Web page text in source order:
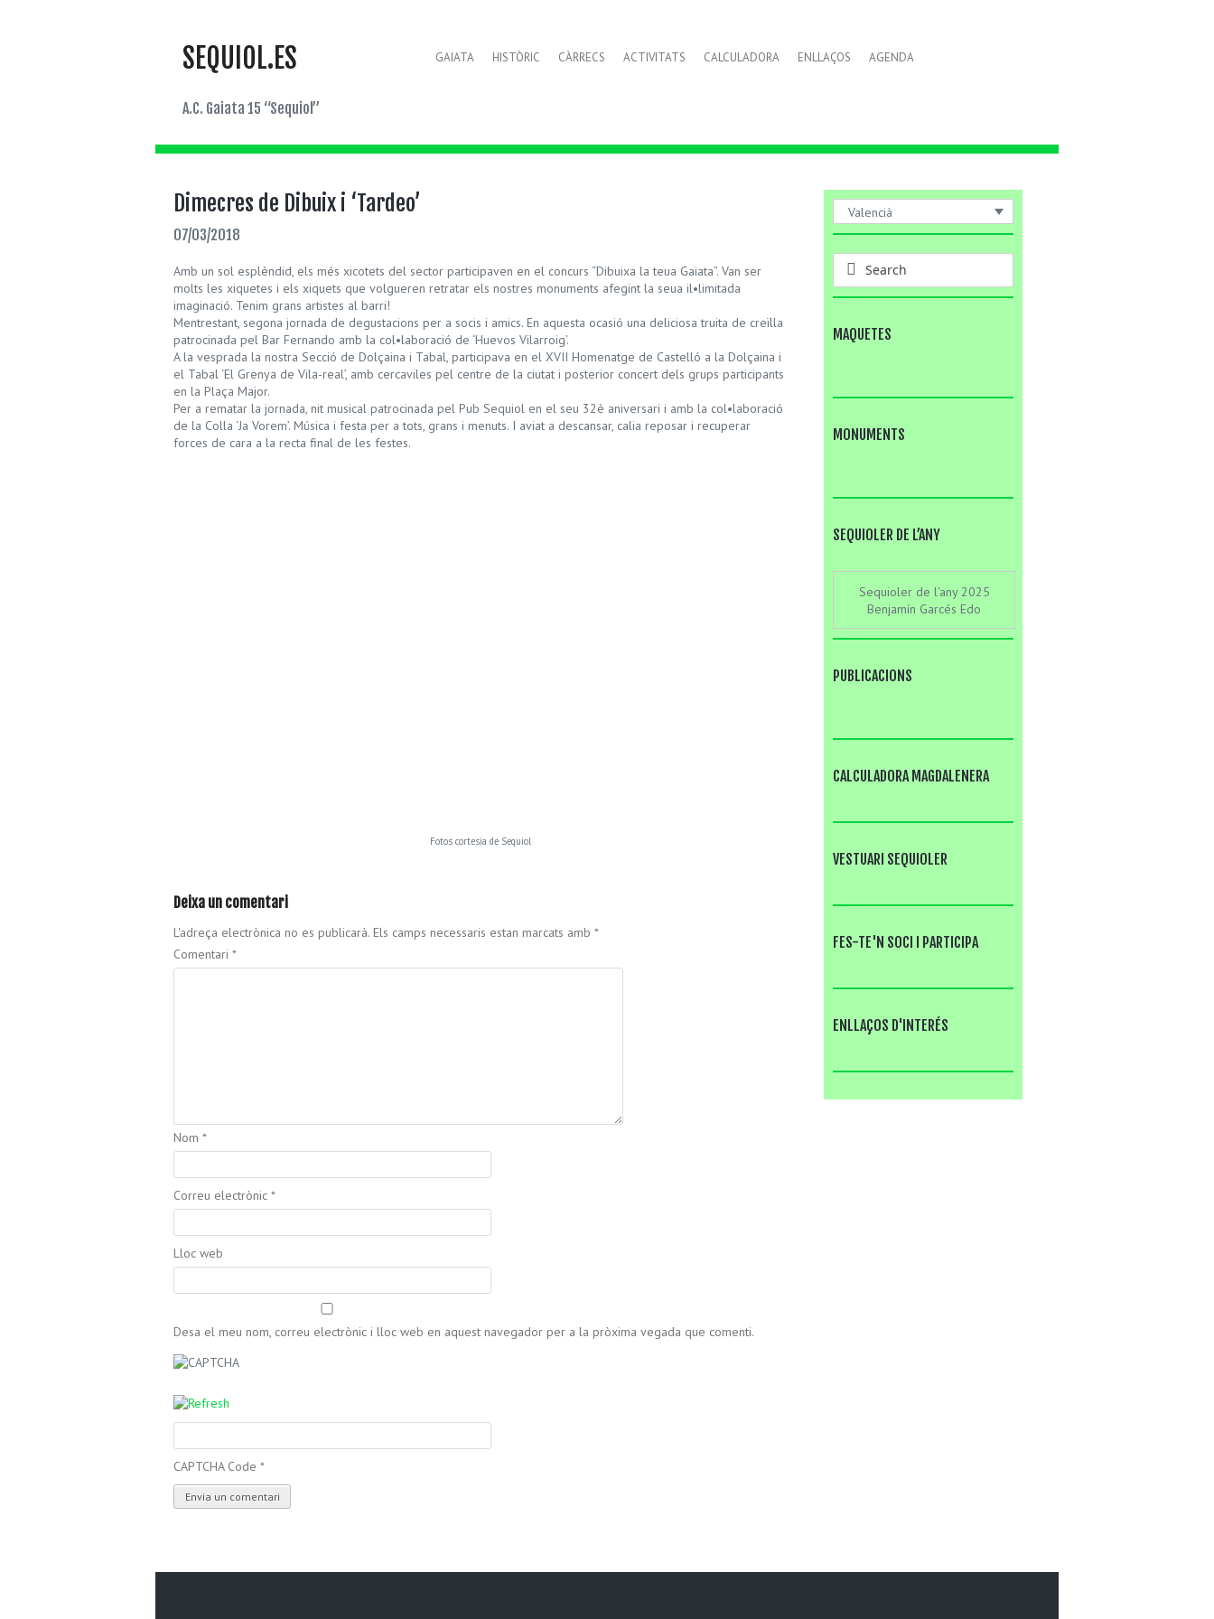
SEQUIOL.ES
A.C. Gaiata 15 “Sequiol”
GAIATA HISTÒRIC CÀRRECS ACTIVITATS CALCULADORA ENLLAÇOS AGENDA
Dimecres de Dibuix i ‘Tardeo’
07/03/2018
Amb un sol esplèndid, els més xicotets del sector participaven en el concurs “Dibuixa la teua Gaiata”. Van ser
molts les xiquetes i els xiquets que volgueren retratar els nostres monuments afegint la seua il•limitada
imaginació. Tenim grans artistes al barri!
Mentrestant, segona jornada de degustacions per a socis i amics. En aquesta ocasió una deliciosa truita de creïlla
patrocinada pel Bar Fernando amb la col•laboració de ‘Huevos Vilarroig’.
A la vesprada la nostra Secció de Dolçaina i Tabal, participava en el XVII Homenatge de Castelló a la Dolçaina i
el Tabal ‘El Grenya de Vila-real’, amb cercaviles pel centre de la ciutat i posterior concert dels grups participants
en la Plaça Major.
Per a rematar la jornada, nit musical patrocinada pel Pub Sequiol en el seu 32è aniversari i amb la col•laboració
de la Colla ‘Ja Vorem’. Música i festa per a tots, grans i menuts. I aviat a descansar, calia reposar i recuperar
forces de cara a la recta final de les festes.
Fotos cortesía de Sequiol
Deixa un comentari
L'adreça electrònica no es publicarà. Els camps necessaris estan marcats amb *
Comentari *
Nom *
Correu electrònic *
Lloc web
Desa el meu nom, correu electrònic i lloc web en aquest navegador per a la pròxima vegada que comenti.
CAPTCHA Code *
Valencià
MAQUETES
MONUMENTS
SEQUIOLER DE L’ANY
Sequioler de l'any 2025
Benjamín Garcés Edo
PUBLICACIONS
CALCULADORA MAGDALENERA
VESTUARI SEQUIOLER
FES-TE'N SOCI I PARTICIPA
ENLLAÇOS D'INTERÉS